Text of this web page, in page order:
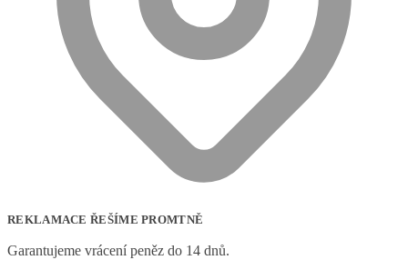
REKLAMACE ŘEŠÍME PROMTNĚ
Garantujeme vrácení peněz do 14 dnů.